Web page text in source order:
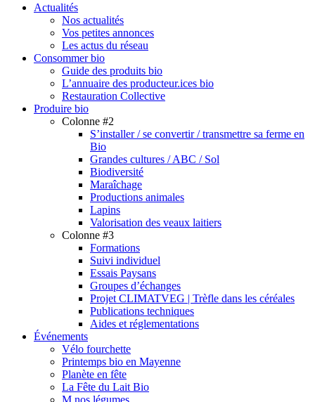
Close
Actualités
Nos actualités
Vos petites annonces
Les actus du réseau
Consommer bio
Guide des produits bio
L’annuaire des producteur.ices bio
Restauration Collective
Produire bio
Colonne #2
S’installer / se convertir / transmettre sa ferme en
Bio
Grandes cultures / ABC / Sol
Biodiversité
Maraîchage
Productions animales
Lapins
Valorisation des veaux laitiers
Colonne #3
Formations
Suivi individuel
Essais Paysans
Groupes d’échanges
Projet CLIMATVEG | Trèfle dans les céréales
Publications techniques
Aides et réglementations
Événements
Vélo fourchette
Printemps bio en Mayenne
Planète en fête
La Fête du Lait Bio